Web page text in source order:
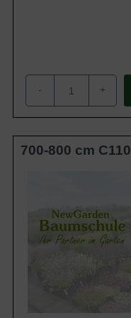
- +
700-800 cm C110